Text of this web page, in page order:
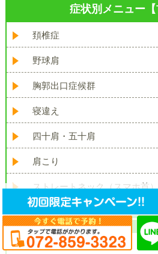
症状別メニュー【
頚椎症
野球肩
胸郭出口症候群
寝違え
四十肩・五十肩
肩こり
ストレートネック（スマホ首）
症状別メニュー【
腰椎分離症